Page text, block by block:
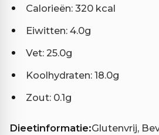
Calorieën: 320 kcal
Eiwitten: 4.0g
Vet: 25.0g
Koolhydraten: 18.0g
Zout: 0.1g
Dieetinformatie:Glutenvrij,